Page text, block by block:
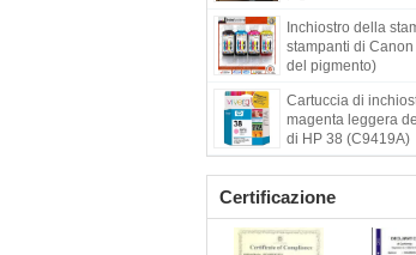
Inchiostro della
stampanti di
del pigmento)
Cartuccia di
magenta leggera
di HP 38 (C9419A)
Certificazione